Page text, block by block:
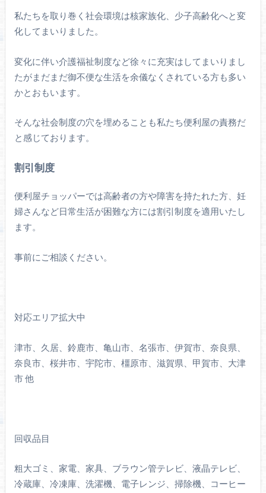
私たちを取り巻く社会環境は核家族化、少子高齢化へと変
化してまいりました。
変化に伴い介護福祉制度など徐々に充実はしてまいりまし
たがまだまだ御不便な生活を余儀なくされている方も多い
かとおもいます。
そんな社会制度の穴を埋めることも私たち便利屋の責務だ
と感じております。
割引制度
便利屋チョッパーでは高齢者の方や障害を持たれた方、妊
婦さんなど日常生活が困難な方には割引制度を適用いたし
ます。
事前にご相談ください。
対応エリア拡大中
津市、久居、鈴鹿市、亀山市、名張市、伊賀市、奈良県、
奈良市、桜井市、宇陀市、橿原市、滋賀県、甲賀市、大津
市 他
回収品目
粗大ゴミ、家電、家具、ブラウン管テレビ、液晶テレビ、
冷蔵庫、冷凍庫、洗濯機、電子レンジ、掃除機、コーヒー